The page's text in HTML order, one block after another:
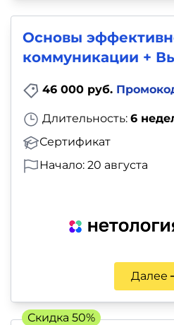
Основы
коммуникации +
46 000 руб.
Длительность: 6
Сертификат
Начало: 20 августа
Далее
Скидка 50%